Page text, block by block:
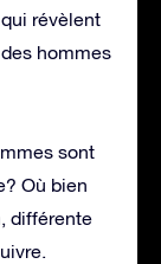
révèlent
hommes
sont
Où bien
différente